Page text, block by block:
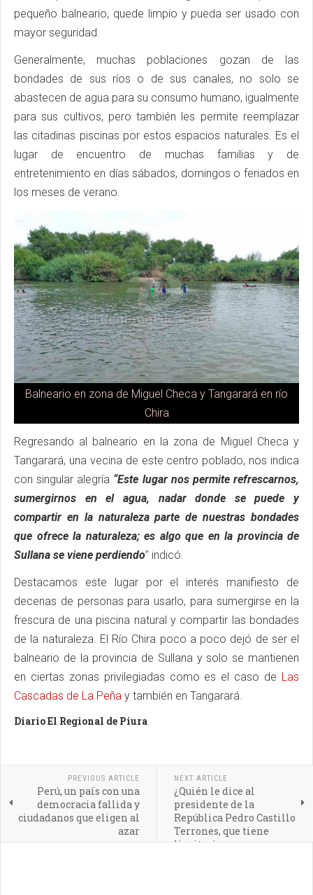
pequeño balneario, quede limpio y pueda ser usado con
mayor seguridad.
Generalmente, muchas poblaciones gozan de las
bondades de sus ríos o de sus canales, no solo se
abastecen de agua para su consumo humano, igualmente
para sus cultivos, pero también les permite reemplazar
las citadinas piscinas por estos espacios naturales. Es el
lugar de encuentro de muchas familias y de
entretenimiento en días sábados, domingos o feriados en
los meses de verano.
Balneario en zona de Miguel Checa y Tangarará en río
Chira
Regresando al balneario en la zona de Miguel Checa y
Tangarará, una vecina de este centro poblado, nos indica
con singular alegría “Este lugar nos permite refrescarnos,
sumergirnos en el agua, nadar donde se puede y
compartir en la naturaleza parte de nuestras bondades
que ofrece la naturaleza; es algo que en la provincia de
Sullana se viene perdiendo” indicó.
Destacamos este lugar por el interés manifiesto de
decenas de personas para usarlo, para sumergirse en la
frescura de una piscina natural y compartir las bondades
de la naturaleza. El Río Chira poco a poco dejó de ser el
balneario de la provincia de Sullana y solo se mantienen
en ciertas zonas privilegiadas como es el caso de Las
Cascadas de La Peña y también en Tangarará.
Diario El Regional de Piura
PREVIOUS ARTICLE
Perú, un país con una
democracia fallida y
ciudadanos que eligen al
azar
NEXT ARTICLE
¿Quién le dice al
presidente de la
República Pedro Castillo
Terrones, que tiene
limitaciones